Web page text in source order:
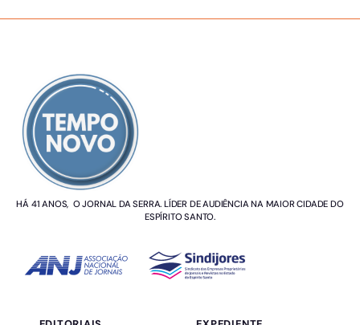
HÁ 41 ANOS, O JORNAL DA SERRA. LÍDER DE AUDIÊNCIA NA MAIOR CIDADE DO
ESPÍRITO SANTO.